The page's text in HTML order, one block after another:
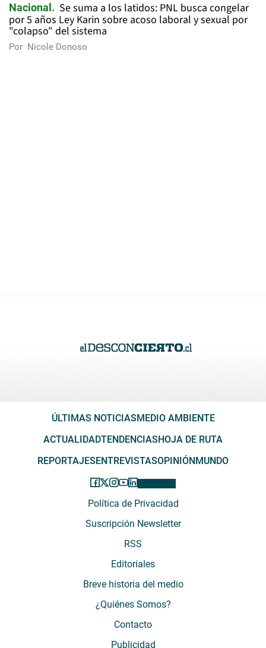
Nacional
Se suma a los latidos: PNL busca congelar
por 5 años Ley Karin sobre acoso laboral y sexual por
"colapso" del sistema
Por Nicole Donoso
ÚLTIMAS NOTICIAS MEDIO AMBIENTE
ACTUALIDADTENDENCIAS HOJA DE RUTA
REPORTAJES ENTREVISTASOPINIÓN MUNDO
Política de Privacidad
Suscripción Newsletter
RSS
Editoriales
Breve historia del medio
¿Quiénes Somos?
Contacto
Publicidad